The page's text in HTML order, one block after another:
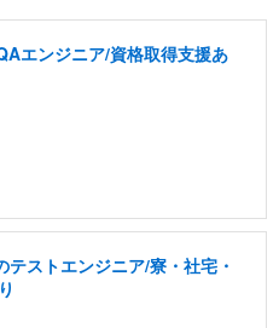
エンジニア/資格取得支援あ
ストエンジニア/寮・社宅・